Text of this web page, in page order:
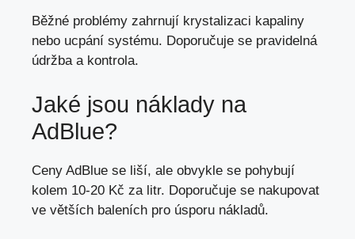
Běžné problémy zahrnují krystalizaci kapaliny
nebo ucpání systému. Doporučuje se pravidelná
údržba a kontrola.
Jaké jsou náklady na
AdBlue?
Ceny AdBlue se liší, ale obvykle se pohybují
kolem 10-20 Kč za litr. Doporučuje se nakupovat
ve větších baleních pro úsporu nákladů.